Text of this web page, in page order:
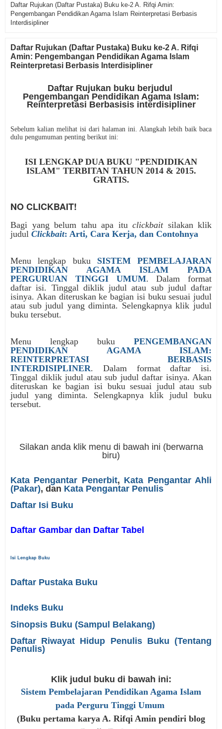
Daftar Rujukan (Daftar Pustaka) Buku ke-2 A. Rifqi Amin:
Pengembangan Pendidikan Agama Islam Reinterpretasi Berbasis
Interdisipliner
Daftar Rujukan (Daftar Pustaka) Buku ke-2 A. Rifqi
Amin: Pengembangan Pendidikan Agama Islam
Reinterpretasi Berbasis Interdisipliner
Daftar Rujukan buku berjudul
Pengembangan Pendidikan Agama Islam:
Reinterpretasi Berbasisis interdisipliner
Sebelum kalian melihat isi dari halaman ini. Alangkah lebih baik baca
dulu pengumuman penting berikut ini:
ISI LENGKAP DUA BUKU "PENDIDIKAN
ISLAM" TERBITAN TAHUN 2014 & 2015.
GRATIS.
NO CLICKBAIT!
Bagi yang belum tahu apa itu clickbaitsilakan klik
judul Clickbait: Arti, Cara Kerja, dan Contohnya
Menu lengkap buku SISTEM PEMBELAJARAN
PENDIDIKAN AGAMA ISLAM PADA
PERGURUAN TINGGI UMUM. Dalam format
daftar isi. Tinggal diklik judul atau sub judul daftar
isinya. Akan diteruskan ke bagian isi buku sesuai judul
atau sub judul yang diminta. Selengkapnya klik judul
buku tersebut.
Menu lengkap buku PENGEMBANGAN
PENDIDIKAN AGAMA ISLAM:
REINTERPRETASI BERBASIS
INTERDISIPLINER. Dalam format daftar isi.
Tinggal diklik judul atau sub judul daftar isinya. Akan
diteruskan ke bagian isi buku sesuai judul atau sub
judul yang diminta. Selengkapnya klik judul buku
tersebut.
Silakan anda klik menu di bawah ini (berwarna
biru)
Kata Pengantar Penerbit, Kata Pengantar Ahli
(Pakar), dan Kata Pengantar Penulis
Daftar Isi Buku
Daftar Gambar dan Daftar Tabel
Isi Lengkap Buku
Daftar Pustaka Buku
Indeks Buku
Sinopsis Buku (Sampul Belakang)
Daftar Riwayat Hidup Penulis Buku (Tentang
Penulis)
Klik judul buku di bawah ini:
Sistem Pembelajaran Pendidikan Agama Islam
pada Perguru Tinggi Umum
(Buku pertama karya A. Rifqi Amin pendiri blog